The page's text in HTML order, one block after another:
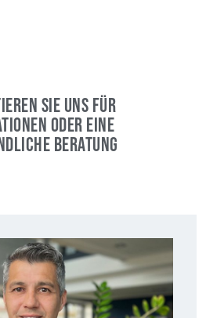
SIE UNS FÜR
ODER EINE
BERATUNG